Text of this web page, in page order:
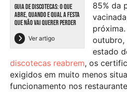
GUIA DE DISCOTECAS: O QUE
ABRE, QUANDO E QUAL A FESTA
QUE NÃO VAI QUERER PERDER
Ver artigo
85% da
outubro,
estado
discotecas reabrem, os
exigidos em muito menos
funcionamento nos